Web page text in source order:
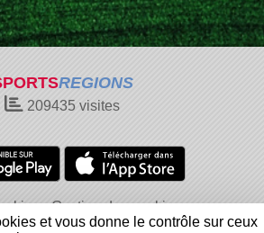
REGIONS
209435 visites
Gestion des cookies
Signaler un contenu inapproprié
et vous donne le contrôle sur ceux